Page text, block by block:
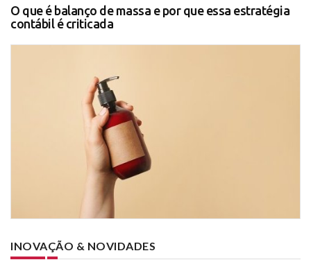
O que é balanço de massa e por que essa estratégia
contábil é criticada
INOVAÇÃO & NOVIDADES